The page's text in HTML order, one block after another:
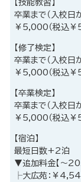
【技能教習】
卒業まで（入校日
￥5,000（税込￥
【修了検定】
卒業まで（入校日
￥5,000（税込￥
【卒業検定】
卒業まで（入校日
￥5,000（税込￥
【宿泊】
最短日数+2泊
▼追加料金【～
├大広苑：￥